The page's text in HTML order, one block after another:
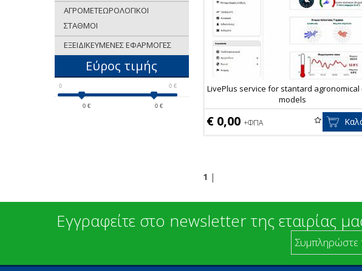
ΑΓΡΟΜΕΤΕΩΡΟΛΟΓΙΚΟΙ
ΣΤΑΘΜΟΙ
ΕΞΕΙΔΙΚΕΥΜΕΝΕΣ ΕΦΑΡΜΟΓΕΣ
Εύρος τιμής
0 0€
0 € 0 €
LivePlus service for stantard agronomical
models
€ 0,00+ΦΠΑ
1 |
Εγγραφείτε στο newsletter της εταιρίας